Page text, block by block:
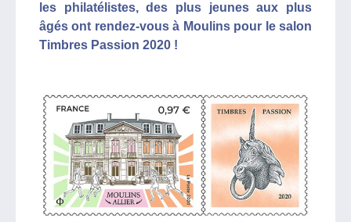
les philatélistes, des plus jeunes aux plus
âgés ont rendez-vous à Moulins pour le salon
Timbres Passion 2020 !